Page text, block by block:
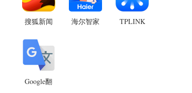
搜狐新闻
安卓版
海尔智家
TPLINK
Google翻